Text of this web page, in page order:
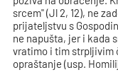
srcem" (Jl 2, 12), ne
prijateljstvu s
ne napušta, jer i kada
vratimo i tim strpljivim
opraštanje (usp.